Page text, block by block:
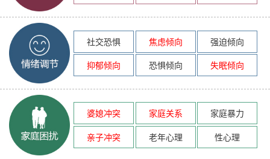
社交恐惧 焦虑倾向
强迫倾向
抑郁倾向
恐惧倾向 失眠倾向
婆媳冲突 家庭关系
家庭暴力
亲子冲突
老年心理 性心理